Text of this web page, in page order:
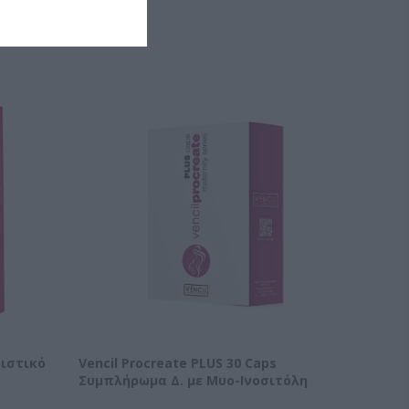
Vencil Procreate PLUS 30 Caps
Συμπλήρωμα Δ. με Μυο-Ινοσιτόλη